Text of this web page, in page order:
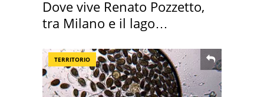
Dove vive Renato Pozzetto,
tra Milano e il lago
TERRITORIO